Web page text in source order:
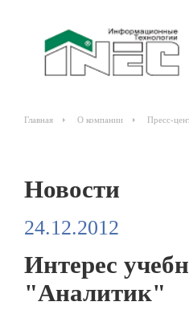
Главная О компании Пресс-
Новости
24.12.2012
Интерес
"Аналитик"